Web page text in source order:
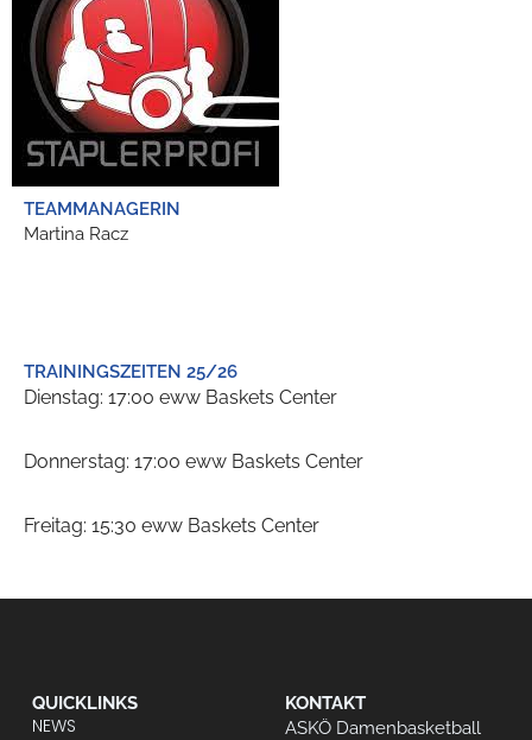
TEAMMANAGERIN
Martina Racz
TRAININGSZEITEN 25/26
Dienstag: 17:00 eww Baskets Center
Donnerstag: 17:00 eww Baskets Center
Freitag: 15:30 eww Baskets Center
QUICKLINKS
NEWS
KONTAKT
ASKÖ Damenbasketball